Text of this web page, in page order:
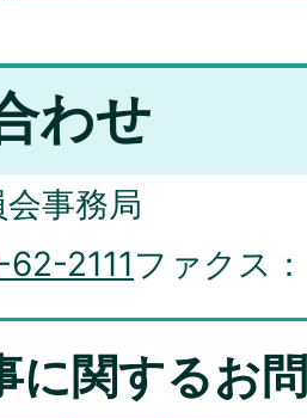
わせ
事務局
2111ファクス
に関するお